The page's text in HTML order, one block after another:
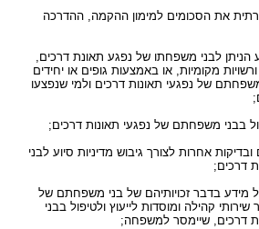
את הסכומים למימון ההקמה, ההדרכה
הניתן לבני משפחתו של נפגע תאונת דרכים,
מקומיות, או באמצעות גופים או יחידים
של נפגעי תאונות דרכים ולמי שנפצעו
אחרות לצורך גיבוש מדיניות סיוע לבני
דרכים;
מידע בדבר זכויותיהם של בני משפחתם של
קהילה ומוסדות לייעוץ ולטיפול בבני
דרכים, שיימסר למשפחה;